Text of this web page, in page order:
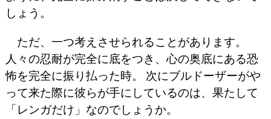
しょう。
ただ、一つ考えさせられることがあります。
人々の忍耐が完全に底をつき、心の奥底にある恐
怖を完全に振り払った時。 次にブルドーザーがや
って来た際に彼らが手にしているのは、果たして
「レンガだけ」なのでしょうか。